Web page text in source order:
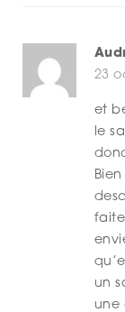
23
et
le
un
une